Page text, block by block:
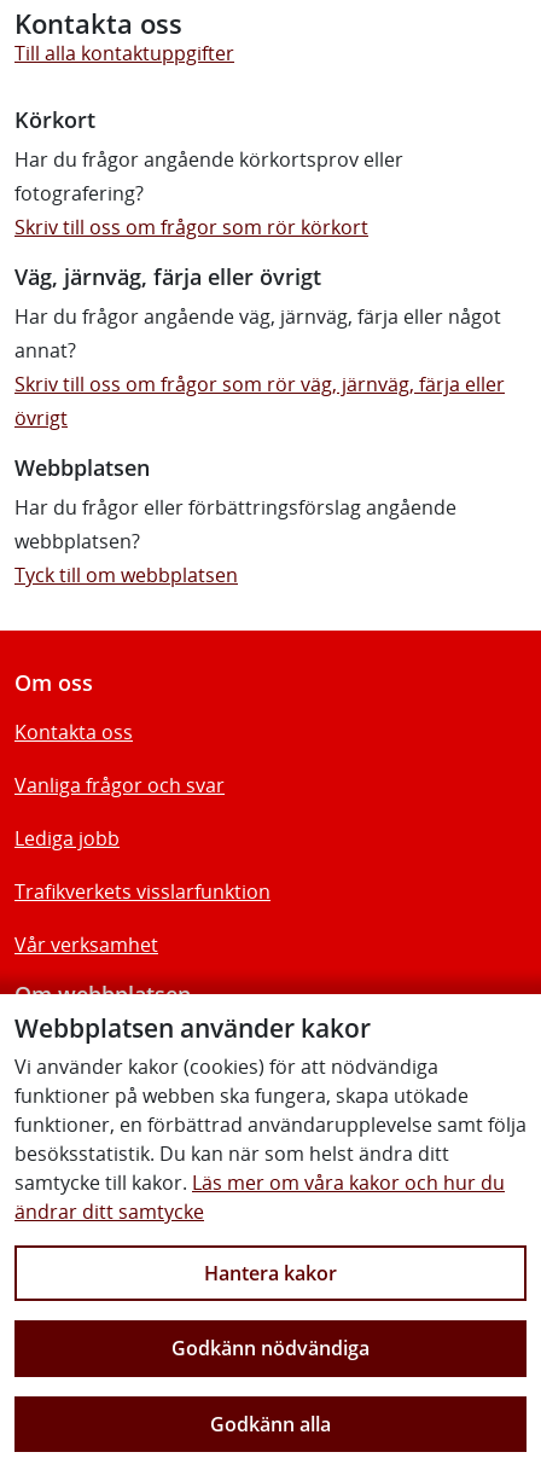
Webbplatsen använder kakor
Vi använder kakor (cookies) för att nödvändiga
funktioner på webben ska fungera, skapa utökade
funktioner, en förbättrad användarupplevelse samt följa
besöksstatistik. Du kan när som helst ändra ditt
samtycke till kakor. Läs mer om våra kakor och hur du
ändrar ditt samtycke
Hantera kakor
Godkänn nödvändiga
Godkänn alla
Kontakta oss
Till alla kontaktuppgifter
Körkort
Har du frågor angående körkortsprov eller
fotografering?
Skriv till oss om frågor som rör körkort
Väg, järnväg, färja eller övrigt
Har du frågor angående väg, järnväg, färja eller något
annat?
Skriv till oss om frågor som rör väg, järnväg, färja eller
övrigt
Webbplatsen
Har du frågor eller förbättringsförslag angående
webbplatsen?
Tyck till om webbplatsen
Vi gör Sverige närmare
Om oss
Kontakta oss
Vanliga frågor och svar
Lediga jobb
Trafikverkets visslarfunktion
Vår verksamhet
Om webbplatsen
Tillgänglighetsredogörelse
Följ oss
Facebook Youtube